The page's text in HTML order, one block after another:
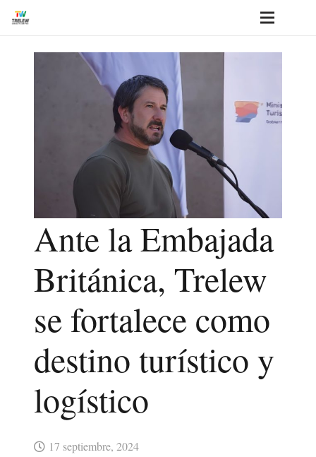
Ante la Embajada
Británica, Trelew
se fortalece como
destino turístico y
logístico
17 septiembre, 2024